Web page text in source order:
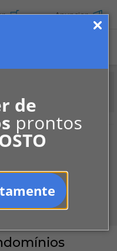
de
prontos
Anunciar